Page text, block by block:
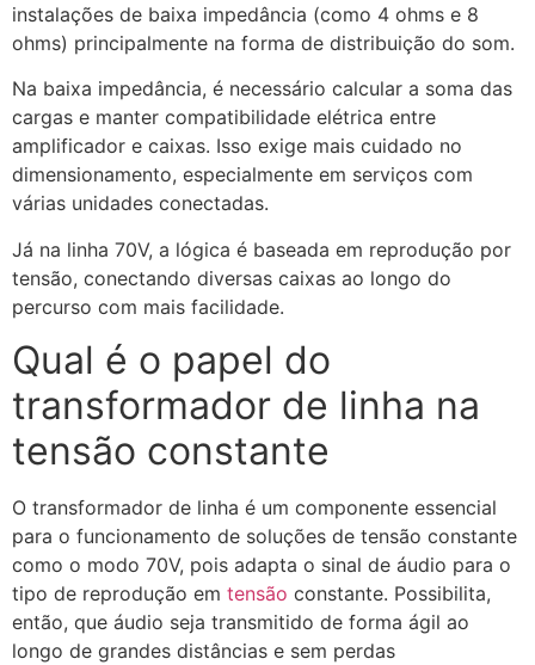
instalações de baixa impedância (como 4 ohms e 8
ohms) principalmente na forma de distribuição do som.
Na baixa impedância, é necessário calcular a soma das
cargas e manter compatibilidade elétrica entre
amplificador e caixas. Isso exige mais cuidado no
dimensionamento, especialmente em serviços com
várias unidades conectadas.
Já na linha 70V, a lógica é baseada em reprodução por
tensão, conectando diversas caixas ao longo do
percurso com mais facilidade.
Qual é o papel do
transformador de linha na
tensão constante
O transformador de linha é um componente essencial
para o funcionamento de soluções de tensão constante
como o modo 70V, pois adapta o sinal de áudio para o
tipo de reprodução em tensão constante. Possibilita,
então, que áudio seja transmitido de forma ágil ao
longo de grandes distâncias e sem perdas